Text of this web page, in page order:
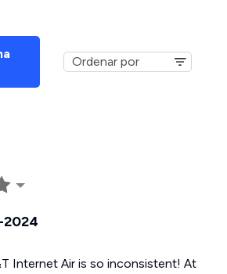
2024
Internet Air is so inconsistent! At